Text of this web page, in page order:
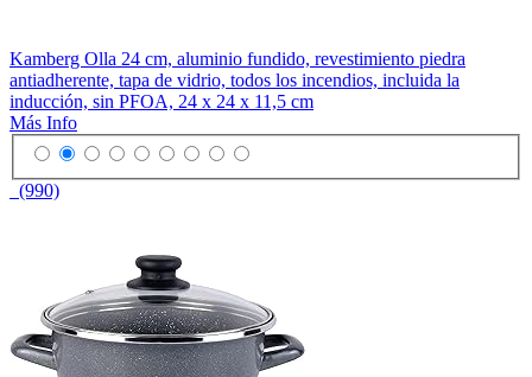
Kamberg Olla 24 cm, aluminio fundido, revestimiento piedra
antiadherente, tapa de vidrio, todos los incendios, incluida la
inducción, sin PFOA, 24 x 24 x 11,5 cm
Más Info
(990)